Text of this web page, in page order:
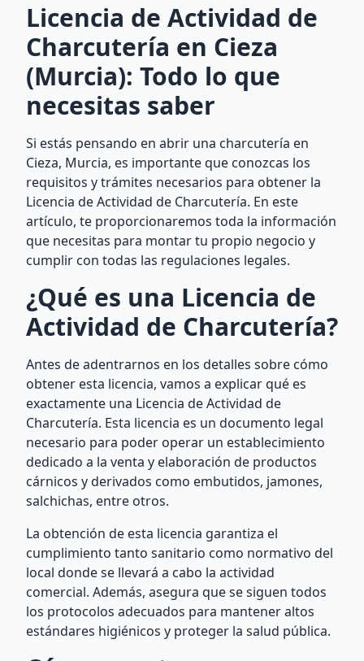
Licencia de Actividad de
Charcutería en Cieza
(Murcia): Todo lo que
necesitas saber
Si estás pensando en abrir una charcutería en
Cieza, Murcia, es importante que conozcas los
requisitos y trámites necesarios para obtener la
Licencia de Actividad de Charcutería. En este
artículo, te proporcionaremos toda la información
que necesitas para montar tu propio negocio y
cumplir con todas las regulaciones legales.
¿Qué es una Licencia de
Actividad de Charcutería?
Antes de adentrarnos en los detalles sobre cómo
obtener esta licencia, vamos a explicar qué es
exactamente una Licencia de Actividad de
Charcutería. Esta licencia es un documento legal
necesario para poder operar un establecimiento
dedicado a la venta y elaboración de productos
cárnicos y derivados como embutidos, jamones,
salchichas, entre otros.
La obtención de esta licencia garantiza el
cumplimiento tanto sanitario como normativo del
local donde se llevará a cabo la actividad
comercial. Además, asegura que se siguen todos
los protocolos adecuados para mantener altos
estándares higiénicos y proteger la salud pública.